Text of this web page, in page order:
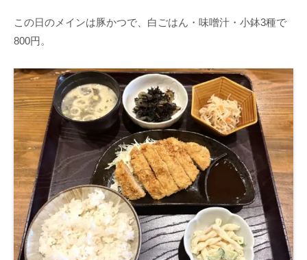
この日のメインは豚かつで、白ごはん・味噌汁・小鉢3種で
800円。